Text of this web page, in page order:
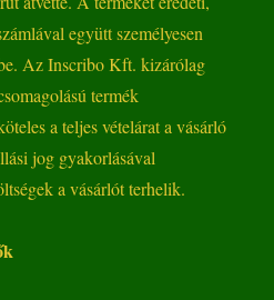
együtt személyesen
Az Inscribo Kft. kizárólag
termék
a teljes vételárat a vásárló
jog gyakorlásával
a vásárlót terhelik.